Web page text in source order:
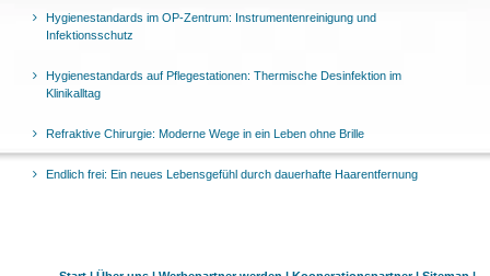
Hygienestandards im OP-Zentrum: Instrumentenreinigung und
Infektionsschutz
Hygienestandards auf Pflegestationen: Thermische Desinfektion im
Klinikalltag
Refraktive Chirurgie: Moderne Wege in ein Leben ohne Brille
Endlich frei: Ein neues Lebensgefühl durch dauerhafte Haarentfernung